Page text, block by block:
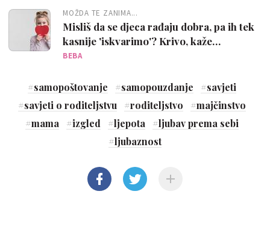
MOŽDA TE ZANIMA...
Misliš da se djeca rađaju dobra, pa ih tek
kasnije 'iskvarimo'? Krivo, kaže
istraživanje!
BEBA
#samopoštovanje #samopouzdanje #savjeti
#savjeti o roditeljstvu #roditeljstvo #majčinstvo
#mama #izgled #ljepota #ljubav prema sebi
#ljubaznost